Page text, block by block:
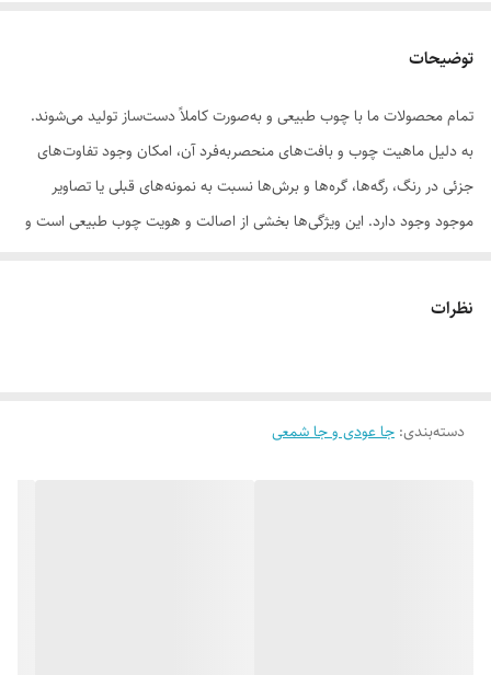
توضیحات
تمام محصولات ما با چوب طبیعی و به‌صورت کاملاً دست‌ساز تولید می‌شوند.
به دلیل ماهیت چوب و بافت‌های منحصر‌به‌فرد آن، امکان وجود تفاوت‌های
جزئی در رنگ، رگه‌ها، گره‌ها و برش‌ها نسبت به نمونه‌های قبلی یا تصاویر
موجود وجود دارد. این ویژگی‌ها بخشی از اصالت و هویت چوب طبیعی است و
سفارش به‌منزله‌ی پذیرش این موارد و آگاهی از ویژگی‌های طبیعی چوب هست
نظرات
دسته‌بندی: جا عودی و جا شمعی